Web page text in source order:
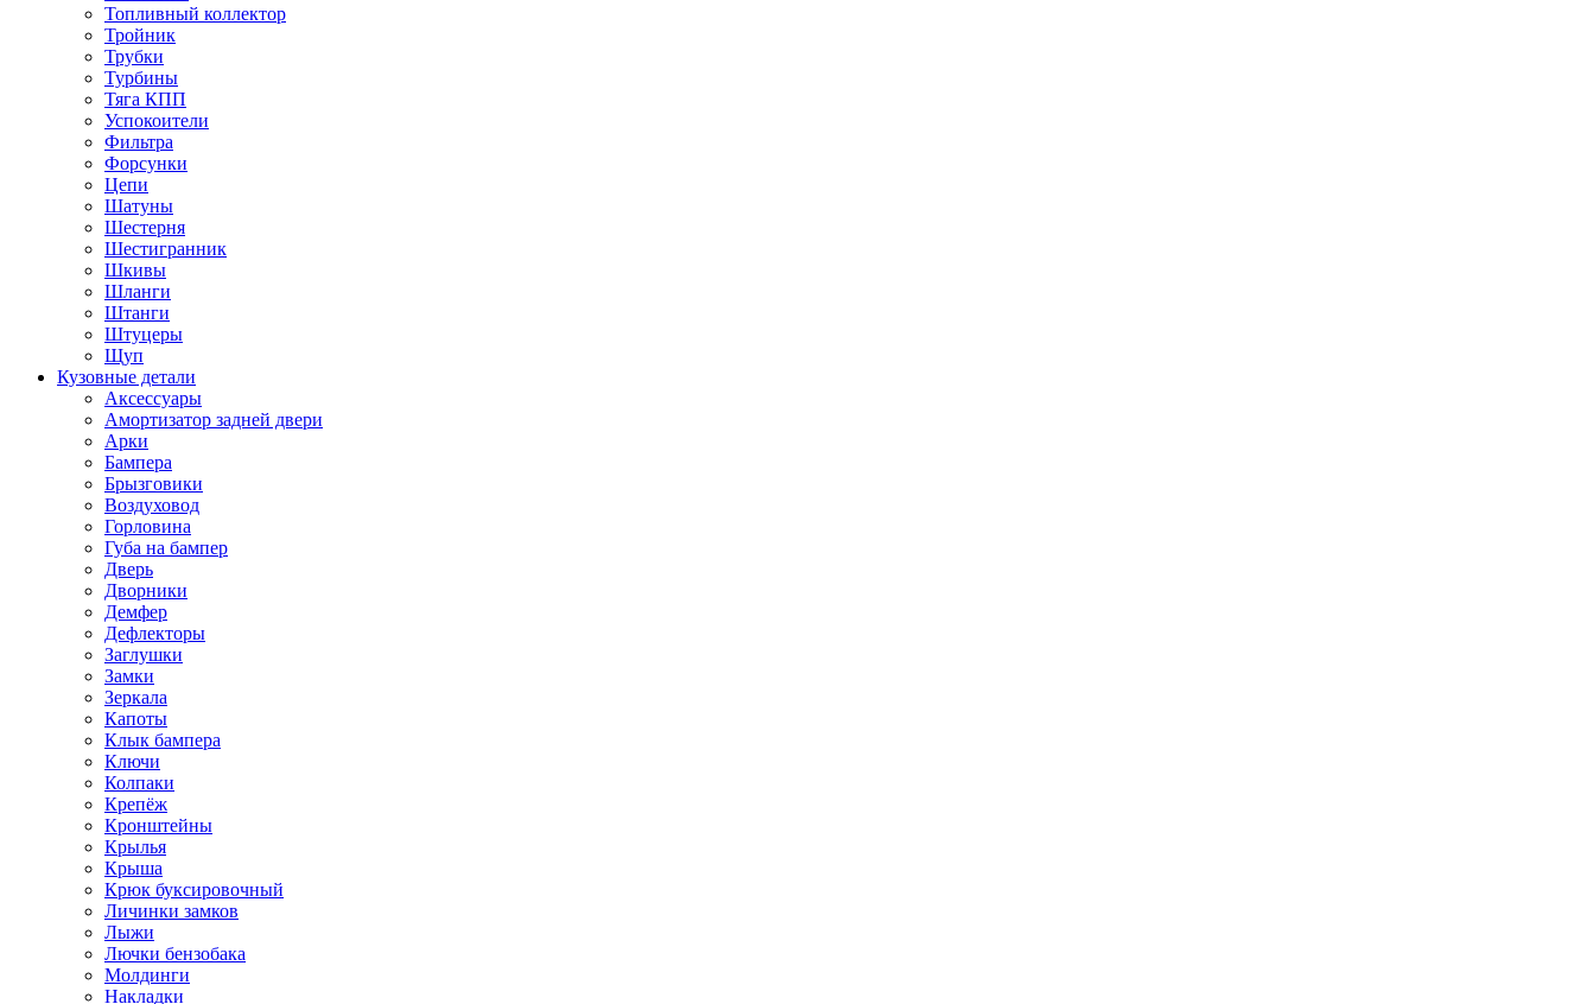
Топливный коллектор
Тройник
Трубки
Турбины
Тяга КПП
Успокоители
Фильтра
Форсунки
Цепи
Шатуны
Шестерня
Шестигранник
Шкивы
Шланги
Штанги
Штуцеры
Щуп
Кузовные детали
Аксессуары
Амортизатор задней двери
Арки
Бампера
Брызговики
Воздуховод
Горловина
Губа на бампер
Дверь
Дворники
Демфер
Дефлекторы
Заглушки
Замки
Зеркала
Капоты
Клык бампера
Ключи
Колпаки
Крепёж
Кронштейны
Крылья
Крыша
Крюк буксировочный
Личинки замков
Лыжи
Лючки бензобака
Молдинги
Накладки